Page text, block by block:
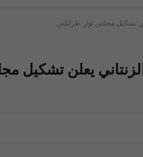
تشكيل مجلس ثوار طرابلس
يعلن تشكيل